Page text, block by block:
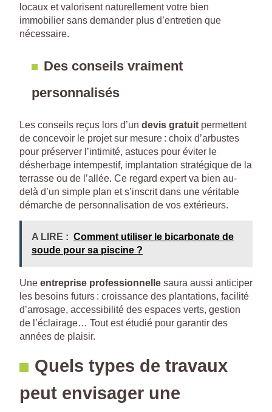
locaux et valorisent naturellement votre bien
immobilier sans demander plus d’entretien que
nécessaire.
Des conseils vraiment
personnalisés
Les conseils reçus lors d’un devis gratuit permettent
de concevoir le projet sur mesure : choix d’arbustes
pour préserver l’intimité, astuces pour éviter le
désherbage intempestif, implantation stratégique de la
terrasse ou de l’allée. Ce regard expert va bien au-
delà d’un simple plan et s’inscrit dans une véritable
démarche de personnalisation de vos extérieurs.
A LIRE : Comment utiliser le bicarbonate de
soude pour sa piscine ?
Une entreprise professionnelle saura aussi anticiper
les besoins futurs : croissance des plantations, facilité
d’arrosage, accessibilité des espaces verts, gestion
de l’éclairage… Tout est étudié pour garantir des
années de plaisir.
Quels types de travaux
peut envisager une